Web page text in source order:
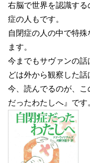
右脳で世界を認識す
症の人もです。
自閉症の人の中で特
ます。
今までもサヴァンの
どは外から観察した話
今、読んでるのが、
だったわたしへ』です